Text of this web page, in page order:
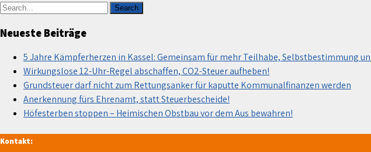
Neueste Beiträge
5 Jahre Kämpferherzen in Kassel: Gemeinsam für mehr Teilhabe, Selbstbestimmung
Wirkungslose 12-Uhr-Regel abschaffen, CO2-Steuer aufheben!
Grundsteuer darf nicht zum Rettungsanker für kaputte Kommunalfinanzen werden
Anerkennung fürs Ehrenamt, statt Steuerbescheide!
Höfesterben stoppen – Heimischen Obstbau vor dem Aus bewahren!
Kontakt: